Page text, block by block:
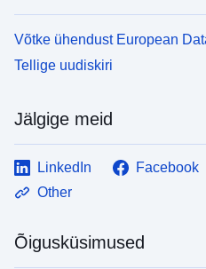
Võtke ühendust European
Tellige uudiskiri
Jälgige meid
LinkedIn Facebook
Other
Õigusküsimused